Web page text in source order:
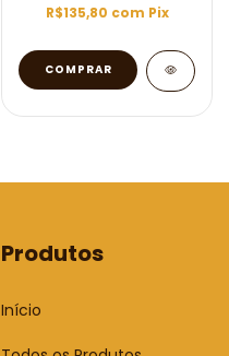
R$135,80 com Pix
Produtos
Início